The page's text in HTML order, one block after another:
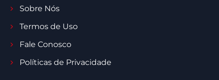
Sobre Nós
Termos de Uso
Fale Conosco
Políticas de Privacidade